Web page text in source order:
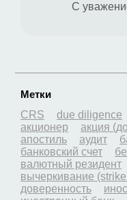
С
Метки
CRS
due diligence
акционер
акция
апостиль
аудит
банковский счет
валютный резидент
вычеркивание
доверенность